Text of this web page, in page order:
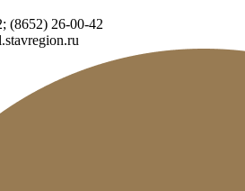
(8652) 26-00-42